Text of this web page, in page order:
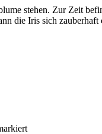
stehen. Zur Zeit
die Iris sich